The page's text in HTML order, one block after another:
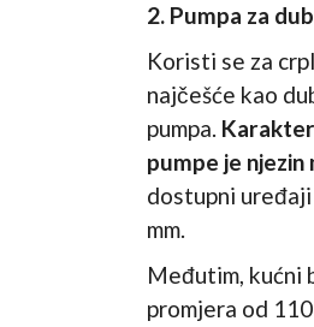
2. Pumpa za
Koristi se za
najčešće kao
pumpa.
pumpe je
dostupni
mm.
Međutim, kućni
promjera od